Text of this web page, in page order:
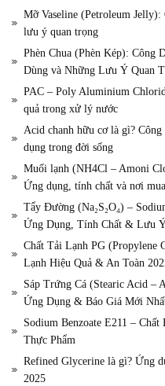
Mỡ Vaseline (Petroleum Jelly):
lưu ý quan trọng
Phèn Chua (Phèn Kép): Công
Dùng và Những Lưu Ý Quan
PAC – Poly Aluminium
quả trong xử lý nước
Acid chanh hữu cơ là gì?
dụng trong đời sống
Muối lạnh (NH4Cl – Amoni
Ứng dụng, tính chất và nơi
Tẩy Đường (Na₂S₂O₄) –
Ứng Dụng, Tính Chất & Lưu
Chất Tải Lạnh PG (Propylene
Lạnh Hiệu Quả & An Toàn
Sáp Trứng Cá (Stearic Acid –
Ứng Dụng & Báo Giá Mới
Sodium Benzoate E211 –
Thực Phẩm
Refined Glycerine là gì? Ứng
2025